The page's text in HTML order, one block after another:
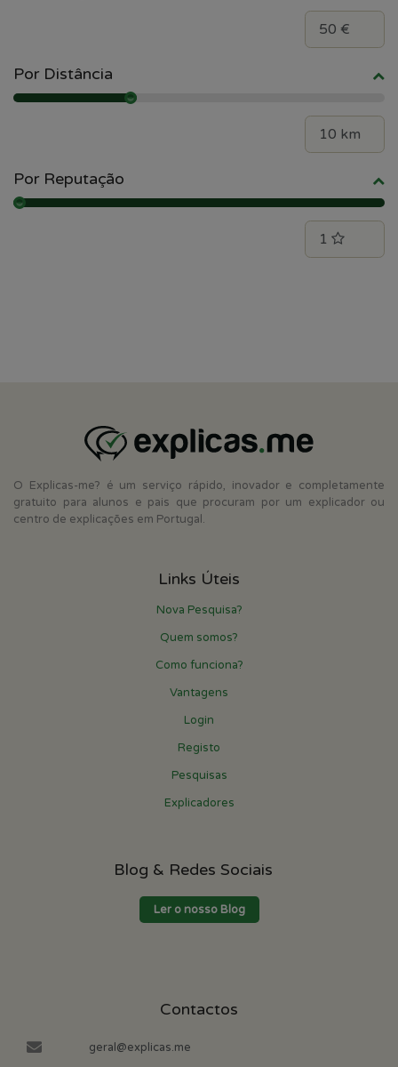
Por Distância
Por Reputação
O Explicas-me? é um serviço rápido, inovador e completamente
gratuito para alunos e pais que procuram por um explicador ou
centro de explicações em Portugal.
Links Úteis
Nova Pesquisa?
Quem somos?
Como funciona?
Vantagens
Login
Registo
Pesquisas
Explicadores
Blog & Redes Sociais
Ler o nosso Blog
Contactos
geral@explicas.me